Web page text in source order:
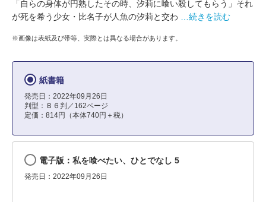
「自らの身体が円熟したその時、汐莉に喰い殺してもらう」それ
が死を希う少女・比名子が人魚の汐莉と交わ
…続きを読む
※画像は表紙及び帯等、実際とは異なる場合があります。
紙書籍
発売日：2022年09月26日
判型：Ｂ６判／162ページ
定価：814円（本体740円＋税）
電子版：私を喰べたい、ひとでなし 5
発売日：2022年09月26日